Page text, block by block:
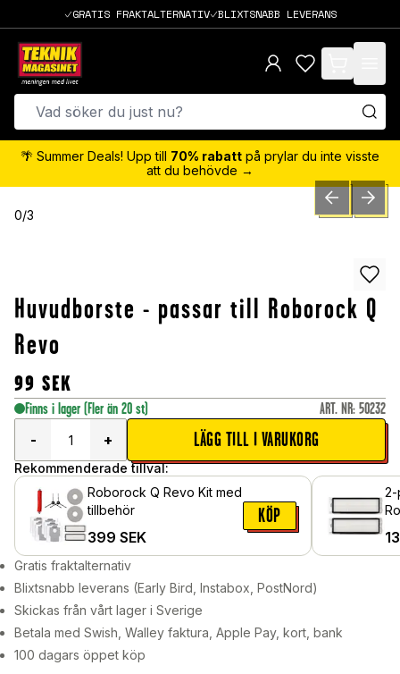
GRATIS FRAKTALTERNATIV BLIXTSNABB LEVERANS
items in cart,
🌴 Summer Deals! Upp till 70% rabatt på prylar du inte visste
att du behövde →
0/3 PREVIOUSNEXT
Huvudborste - passar till Roborock Q
Revo
99 SEK
Finns i lager (Fler än 20 st) ART. NR: 50232
-
+ LÄGG TILL I VARUKORG
Rekommenderade tillval:
Roborock Q Revo Kit med
tillbehör
399 SEK
KÖP
2-
Gratis fraktalternativ
Blixtsnabb leverans (Early Bird, Instabox, PostNord)
Skickas från vårt lager i Sverige
Betala med Swish, Walley faktura, Apple Pay, kort, bank
100 dagars öppet köp